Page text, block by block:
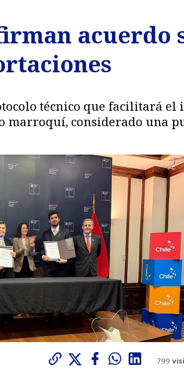
acuerdo
técnico que facilitará el
considerado una
799